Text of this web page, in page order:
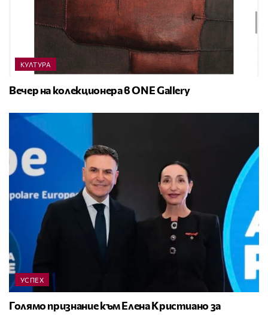
КУЛТУРА
Вечер на колекционера в ONE Gallery
УСПЕХ
Голямо признание към Елена Кристиано за